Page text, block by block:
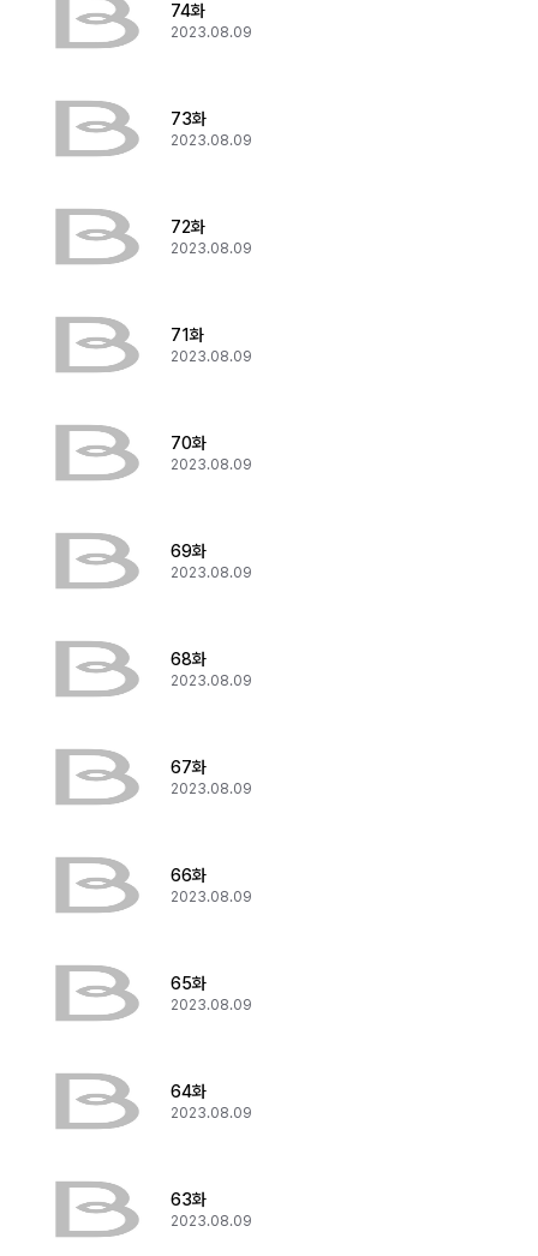
74화
2023.08.09
73화
2023.08.09
72화
2023.08.09
71화
2023.08.09
70화
2023.08.09
69화
2023.08.09
68화
2023.08.09
67화
2023.08.09
66화
2023.08.09
65화
2023.08.09
64화
2023.08.09
63화
2023.08.09